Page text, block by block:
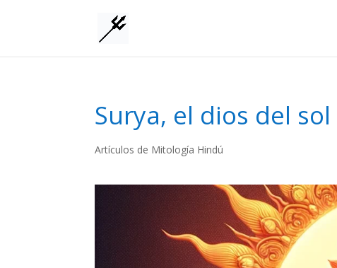
Surya, el dios del sol
Artículos de Mitología Hindú